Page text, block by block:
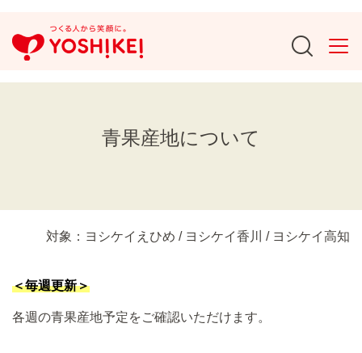
青果産地について
対象：ヨシケイえひめ / ヨシケイ香川 / ヨシケイ高知
＜毎週更新＞
各週の青果産地予定をご確認いただけます。